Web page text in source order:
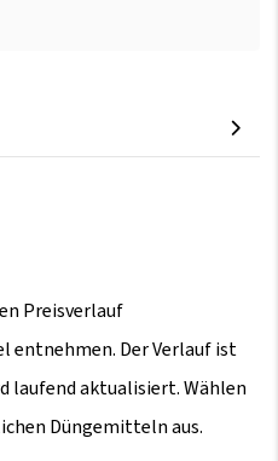
Preisverlauf
entnehmen. Der Verlauf ist
laufend aktualisiert. Wählen
Düngemitteln aus.